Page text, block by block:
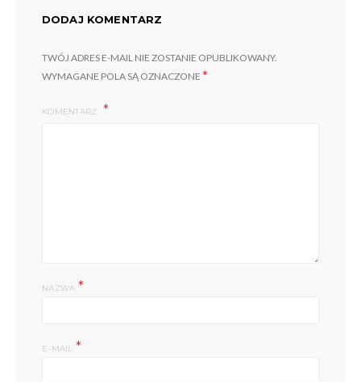
DODAJ KOMENTARZ
TWÓJ ADRES E-MAIL NIE ZOSTANIE OPUBLIKOWANY.
WYMAGANE POLA SĄ OZNACZONE *
KOMENTARZ
NAZWA *
E-MAIL *